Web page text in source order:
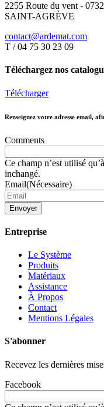
2255 Route du vent -
SAINT-AGRÈVE
contact@ardemat.com
T / 04 75 30 23 09
Téléchargez nos
Télécharger
Renseignez votre adresse email,
Comments
Ce champ n’est utilisé
inchangé.
Email(Nécessaire)
Envoyer
Entreprise
Le Système
Produits
Matériaux
Assistance
À Propos
Contact
Mentions Légales
S'abonner
Recevez les dernières
Facebook